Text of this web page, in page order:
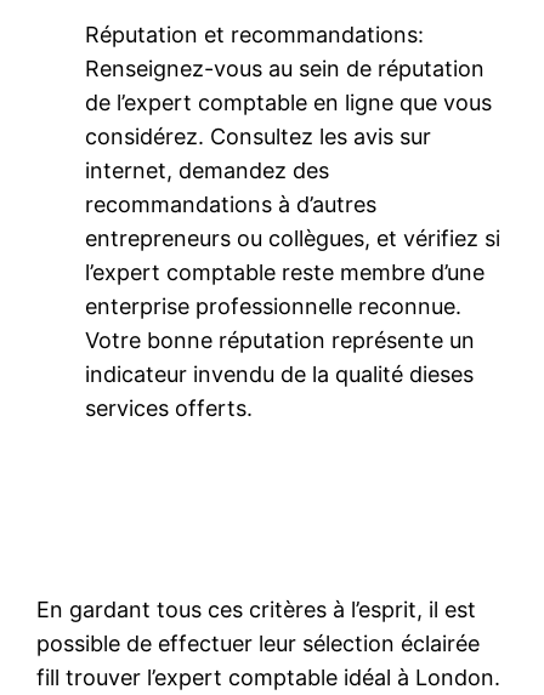
Réputation et recommandations:
Renseignez-vous au sein de réputation
de l’expert comptable en ligne que vous
considérez. Consultez les avis sur
internet, demandez des
recommandations à d’autres
entrepreneurs ou collègues, et vérifiez si
l’expert comptable reste membre d’une
enterprise professionnelle reconnue.
Votre bonne réputation représente un
indicateur invendu de la qualité dieses
services offerts.
En gardant tous ces critères à l’esprit, il est
possible de effectuer leur sélection éclairée
fill trouver l’expert comptable idéal à London.